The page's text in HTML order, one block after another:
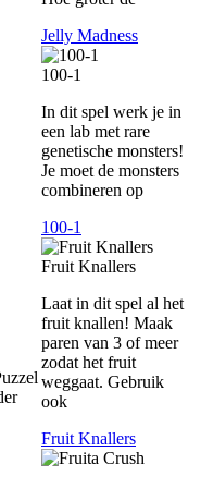
Jelly Madness
100-1
In dit spel werk je in
een lab met rare
genetische monsters!
Je moet de monsters
combineren op
100-1
Fruit Knallers
Laat in dit spel al het
fruit knallen! Maak
paren van 3 of meer
zodat het fruit
weggaat. Gebruik
ook
Fruit Knallers